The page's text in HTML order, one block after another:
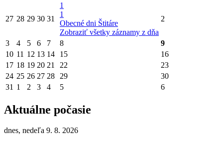
27 28 29 30 31
1
1
Obecné dni Štitáre
Zobraziť všetky záznamy z dňa
2
3 4 5 6 7 8
9
10 11 12 13 14 15
16
17 18 19 20 21 22
23
24 25 26 27 28 29
30
31 1 2 3 4 5 6
Aktuálne počasie
dnes, nedeľa 9. 8. 2026